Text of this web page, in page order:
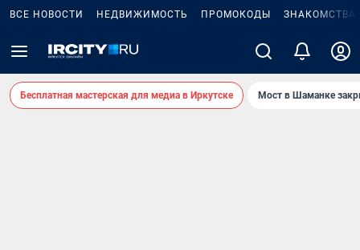
ВСЕ НОВОСТИ НЕДВИЖИМОСТЬ ПРОМОКОДЫ ЗНАКОМСТВА
Бесплатная мастерская для медиа в Иркутске Мост в Шаманке